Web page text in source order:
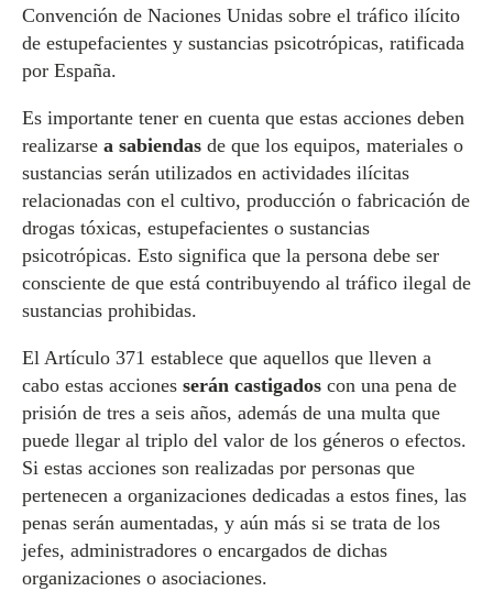
Convención de Naciones Unidas sobre el tráfico ilícito
de estupefacientes y sustancias psicotrópicas, ratificada
por España.
Es importante tener en cuenta que estas acciones deben
realizarse a sabiendas de que los equipos, materiales o
sustancias serán utilizados en actividades ilícitas
relacionadas con el cultivo, producción o fabricación de
drogas tóxicas, estupefacientes o sustancias
psicotrópicas. Esto significa que la persona debe ser
consciente de que está contribuyendo al tráfico ilegal de
sustancias prohibidas.
El Artículo 371 establece que aquellos que lleven a
cabo estas acciones serán castigados con una pena de
prisión de tres a seis años, además de una multa que
puede llegar al triplo del valor de los géneros o efectos.
Si estas acciones son realizadas por personas que
pertenecen a organizaciones dedicadas a estos fines, las
penas serán aumentadas, y aún más si se trata de los
jefes, administradores o encargados de dichas
organizaciones o asociaciones.